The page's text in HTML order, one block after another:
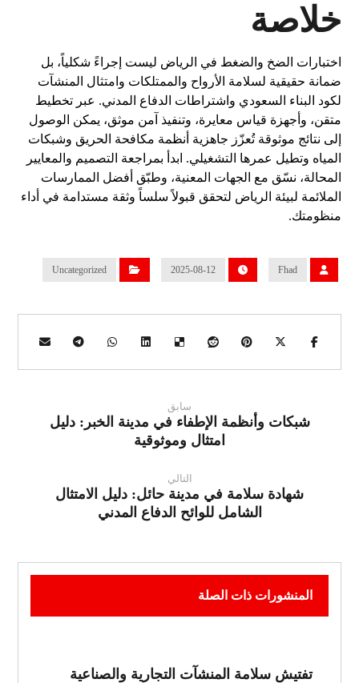
خلاصة
اختبارات الضخ والضغط في الرياض ليست إجراءً شكلياً، بل
ضمانة حقيقية لسلامة الأرواح والممتلكات وامتثال المنشآت
لكود البناء السعودي واشتراطات الدفاع المدني. عبر تخطيط
متقن، وأجهزة قياس معايرة، وتنفيذ آمن موثق، يمكن الوصول
إلى نتائج موثوقة تُعزّز جاهزية أنظمة مكافحة الحريق وشبكات
المياه وتطيل عمرها التشغيلي. ابدأ بمراجعة التصميم والمعايير
المحالة، نسّق مع الجهات المعنية، وطبّق أفضل الممارسات
الملائمة لبيئة الرياض لتحقق قبولاً سلساً وثقة مستدامة في أداء
منظومتك.
Fhad
2025-08-12
Uncategorized
سابق
شبكات وأنظمة الإطفاء في مدينة الخبر: دليل
امتثال وموثوقية
التالي
شهادة سلامة في مدينة حائل: دليل الامتثال
الشامل للوائح الدفاع المدني
المنشورات ذات الصلة
تفتيش سلامة المنشآت التجارية والصناعية